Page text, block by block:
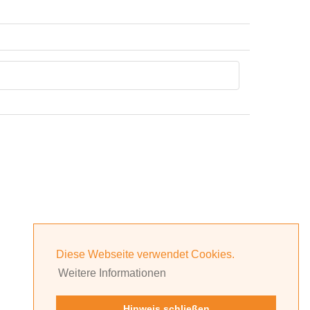
Diese Webseite verwendet Cookies.
Weitere Informationen